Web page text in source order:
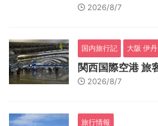
2026/8/7
国内旅行記 大阪 伊
関西国際空港 旅
2026/8/7
旅行情報